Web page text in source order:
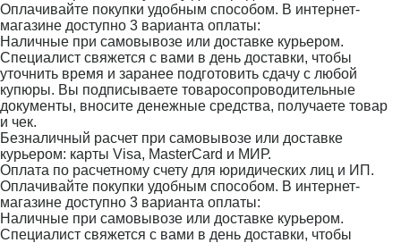
Оплачивайте покупки удобным способом. В интернет-
магазине доступно 3 варианта оплаты:
Наличные при самовывозе или доставке курьером.
Специалист свяжется с вами в день доставки, чтобы
уточнить время и заранее подготовить сдачу с любой
купюры. Вы подписываете товаросопроводительные
документы, вносите денежные средства, получаете товар
и чек.
Безналичный расчет при самовывозе или доставке
курьером: карты Visa, MasterCard и МИР.
Оплата по расчетному счету для юридических лиц и ИП.
Оплачивайте покупки удобным способом. В интернет-
магазине доступно 3 варианта оплаты:
Наличные при самовывозе или доставке курьером.
Специалист свяжется с вами в день доставки, чтобы